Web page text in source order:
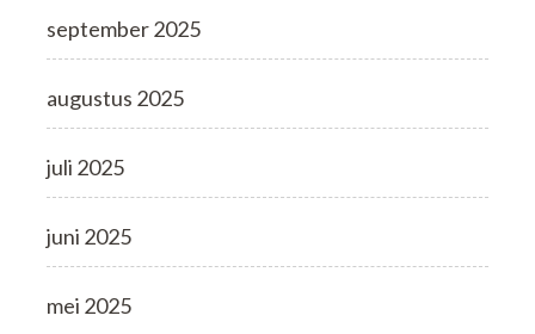
september 2025
augustus 2025
juli 2025
juni 2025
mei 2025